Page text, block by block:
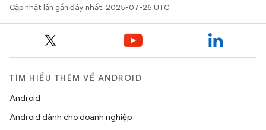
Cập nhật lần gần đây nhất: 2025-07-26 UTC.
TÌM HIỂU THÊM VỀ ANDROID
Android
Android dành cho doanh nghiệp